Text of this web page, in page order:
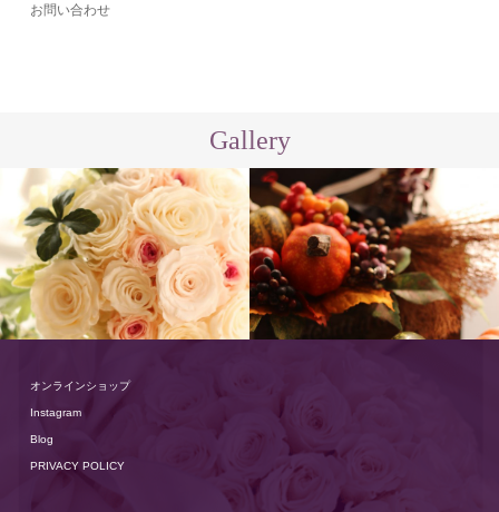
お問い合わせ
Gallery
オンラインショップ
Instagram
Blog
PRIVACY POLICY